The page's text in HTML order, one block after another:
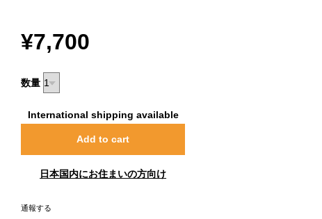
¥7,700
数量
International shipping available
Add to cart
日本国内にお住まいの方向け
通報する